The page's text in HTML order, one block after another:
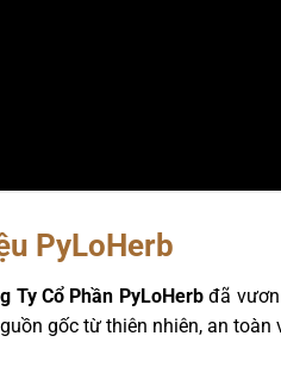
PyLoHerb
Ty Cổ Phần PyLoHerbđã vươn
gốc từ thiên nhiên, an toàn